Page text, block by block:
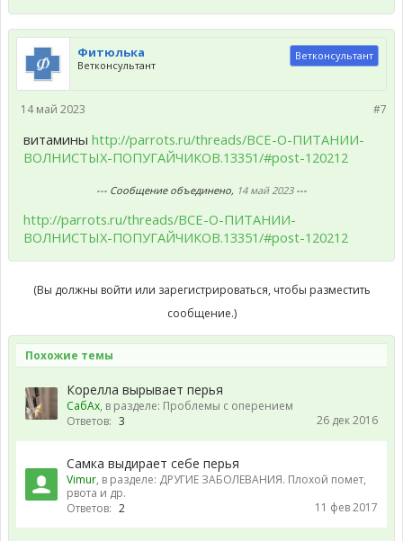
Фитюлька
Ветконсультант
Ветконсультант
#7
14 май 2023
витамины http://parrots.ru/threads/ВСЕ-О-ПИТАНИИ-
ВОЛНИСТЫХ-ПОПУГАЙЧИКОВ.13351/#post-120212
--- Сообщение объединено, 14 май 2023---
http://parrots.ru/threads/ВСЕ-О-ПИТАНИИ-
ВОЛНИСТЫХ-ПОПУГАЙЧИКОВ.13351/#post-120212
(Вы должны войти или зарегистрироваться, чтобы разместить
сообщение.)
Похожие темы
Корелла вырывает перья
СабАх, в разделе: Проблемы с оперением
Ответов: 3 26 дек 2016
Самка выдирает себе перья
Vimur, в разделе: ДРУГИЕ ЗАБОЛЕВАНИЯ. Плохой помет,
рвота и др.
Ответов: 2 11 фев 2017